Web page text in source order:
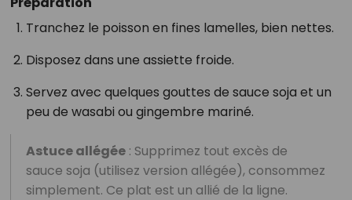
Tranchez le poisson en fines lamelles, bien nettes.
Disposez dans une assiette froide.
Servez avec quelques gouttes de sauce soja et un
peu de wasabi ou gingembre mariné.
Astuce allégée: Supprimez tout excès de
sauce soja (utilisez version allégée), consommez
simplement. Ce plat est un allié de la ligne.